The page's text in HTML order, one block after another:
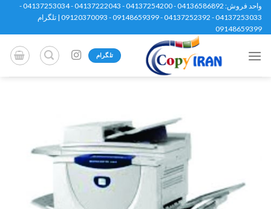
Skip
content
واحد فروش: 04136586892 - 04137254200 - 04137222043 - 04137253034 -
04137253033 - 04137252392 - 09148659399 - 09120370093 | تلگرام
09148659399
تلگرام